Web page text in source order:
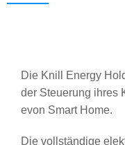
Die Knill Energy
der Steuerung ihres
evon Smart Home.
Die vollständige